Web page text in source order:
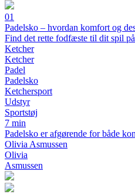
01
Padelsko – hvordan komfort og
Find det rette fodfæste til dit spil
Ketcher
Ketcher
Padel
Padelsko
Ketchersport
Udstyr
Sportstøj
7 min
Padelsko er afgørende for både
Olivia Asmussen
Olivia
Asmussen